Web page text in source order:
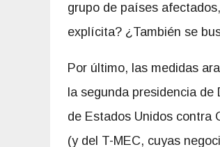
grupo de países
explícita? ¿También se
Por último, las medidas
la segunda presidencia
de Estados Unidos contra
(y del T-MEC, cuyas